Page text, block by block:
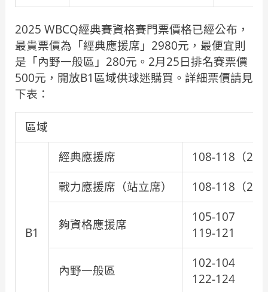
2025 WBCQ經典賽資格賽門票價格已經公布，
最貴票價為「經典應援席」2980元，最便宜則
是「內野一般區」280元。2月25日排名賽票價
500元，開放B1區域供球迷購買。詳細票價請見
下表：
區域
B1
經典應援席
108-118（25
戰力應援席（站立席）
108-118（26
夠資格應援席
105-107
119-121
內野一般區
102-104
122-124